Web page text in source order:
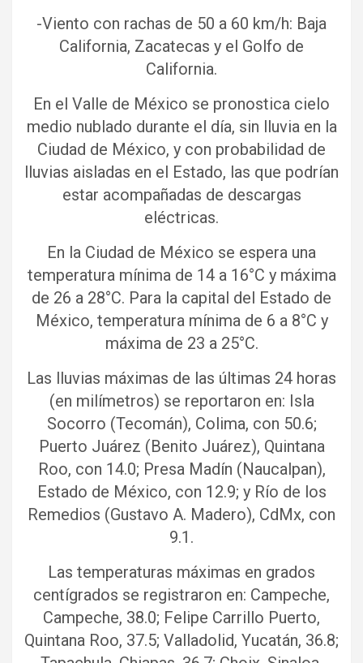
-Viento con rachas de 50 a 60 km/h: Baja
California, Zacatecas y el Golfo de
California.
En el Valle de México se pronostica cielo
medio nublado durante el día, sin lluvia en la
Ciudad de México, y con probabilidad de
lluvias aisladas en el Estado, las que podrían
estar acompañadas de descargas
eléctricas.
En la Ciudad de México se espera una
temperatura mínima de 14 a 16°C y máxima
de 26 a 28°C. Para la capital del Estado de
México, temperatura mínima de 6 a 8°C y
máxima de 23 a 25°C.
Las lluvias máximas de las últimas 24 horas
(en milímetros) se reportaron en: Isla
Socorro (Tecomán), Colima, con 50.6;
Puerto Juárez (Benito Juárez), Quintana
Roo, con 14.0; Presa Madín (Naucalpan),
Estado de México, con 12.9; y Río de los
Remedios (Gustavo A. Madero), CdMx, con
9.1.
Las temperaturas máximas en grados
centígrados se registraron en: Campeche,
Campeche, 38.0; Felipe Carrillo Puerto,
Quintana Roo, 37.5; Valladolid, Yucatán, 36.8;